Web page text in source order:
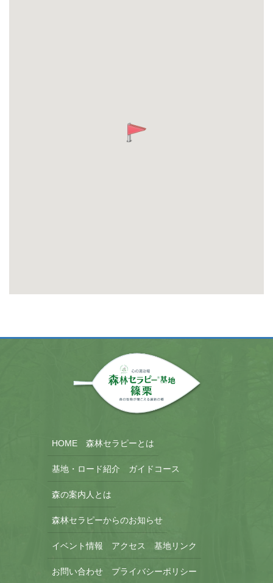
HOME 森林セラピーとは
基地・ロード紹介 ガイドコース
森の案内人とは
森林セラピーからのお知らせ
イベント情報 アクセス 基地リンク
お問い合わせ プライバシーポリシー